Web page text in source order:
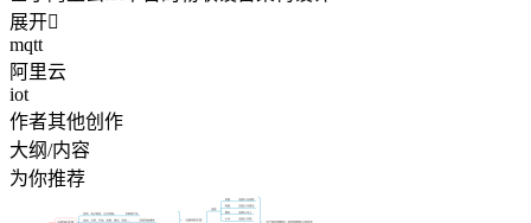
展开
mqtt
阿里云
iot
作者其他创作
大纲/内容
为你推荐